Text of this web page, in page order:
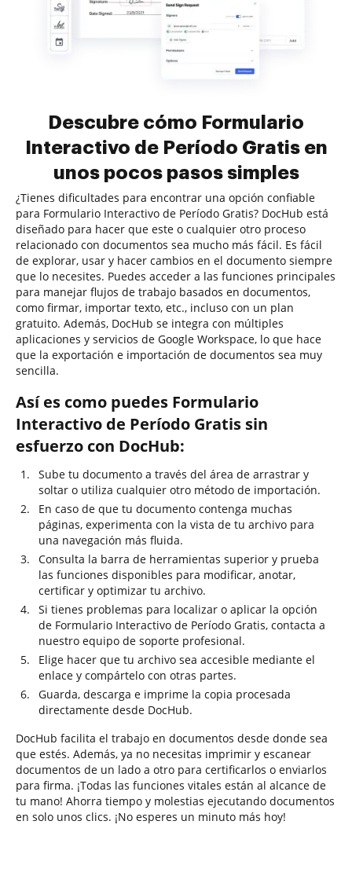
Descubre cómo Formulario
Interactivo de Período Gratis en
unos pocos pasos simples
¿Tienes dificultades para encontrar una opción confiable
para Formulario Interactivo de Período Gratis? DocHub está
diseñado para hacer que este o cualquier otro proceso
relacionado con documentos sea mucho más fácil. Es fácil
de explorar, usar y hacer cambios en el documento siempre
que lo necesites. Puedes acceder a las funciones principales
para manejar flujos de trabajo basados en documentos,
como firmar, importar texto, etc., incluso con un plan
gratuito. Además, DocHub se integra con múltiples
aplicaciones y servicios de Google Workspace, lo que hace
que la exportación e importación de documentos sea muy
sencilla.
Así es como puedes Formulario
Interactivo de Período Gratis sin
esfuerzo con DocHub:
Sube tu documento a través del área de arrastrar y
soltar o utiliza cualquier otro método de importación.
En caso de que tu documento contenga muchas
páginas, experimenta con la vista de tu archivo para
una navegación más fluida.
Consulta la barra de herramientas superior y prueba
las funciones disponibles para modificar, anotar,
certificar y optimizar tu archivo.
Si tienes problemas para localizar o aplicar la opción
de Formulario Interactivo de Período Gratis, contacta a
nuestro equipo de soporte profesional.
Elige hacer que tu archivo sea accesible mediante el
enlace y compártelo con otras partes.
Guarda, descarga e imprime la copia procesada
directamente desde DocHub.
DocHub facilita el trabajo en documentos desde donde sea
que estés. Además, ya no necesitas imprimir y escanear
documentos de un lado a otro para certificarlos o enviarlos
para firma. ¡Todas las funciones vitales están al alcance de
tu mano! Ahorra tiempo y molestias ejecutando documentos
en solo unos clics. ¡No esperes un minuto más hoy!